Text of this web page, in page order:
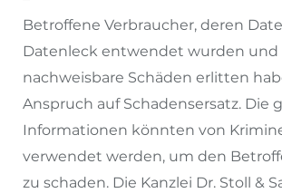
Betroffene Verbraucher, deren
Datenleck entwendet wurden und
nachweisbare Schäden erlitten
Anspruch auf Schadensersatz. Die
Informationen könnten von
verwendet werden, um den
zu schaden. Die Kanzlei Dr. Stoll &